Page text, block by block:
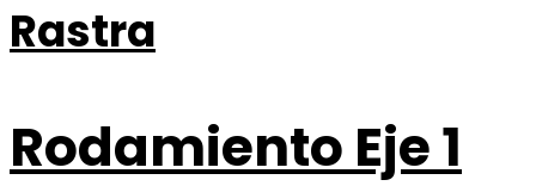
Rastra
Rodamiento Eje 1